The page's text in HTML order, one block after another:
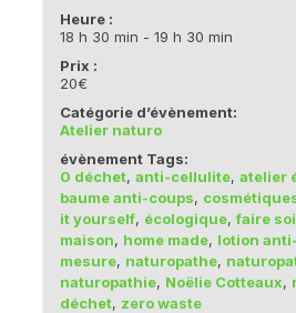
Heure :
18 h 30 min - 19 h 30 min
Prix :
20€
Catégorie d’évènement:
Atelier naturo
évènement Tags:
0 déchet, anti-cellulite, atelier
baume anti-coups,
it yourself, écologique,faire
maison, home made, lotion
mesure, naturopathe,
naturopathie, Noëlie Cotteaux,
déchet, zero waste